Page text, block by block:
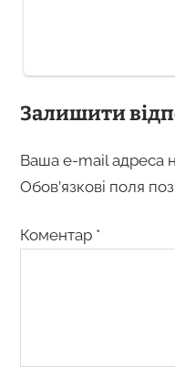
Залишити
Ваша e-mail адреса
Обов’язкові поля
Коментар *